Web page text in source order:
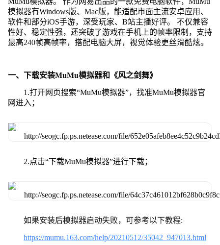
模拟器有Windows版、Mac版，能适配市面主流安卓应用、
软件和部分iOS手游，深受玩家、B站主播好评。 不仅兼容
性好、稳定性强，还突破了游戏在手机上的帧率限制，支持
最高240帧高帧率，搭配电脑大屏，视觉体验更丝滑酷炫。
一、下载安装MuMu模拟器和《风之剑舞》
1.打开网页搜索“MuMu模拟器”，找准MuMu模拟器官
网进入；
2.点击“下载MuMu模拟器”进行下载；
如果安装后模拟器启动失败，可参考以下教程:
https://mumu.163.com/help/20210512/35042_947013.html